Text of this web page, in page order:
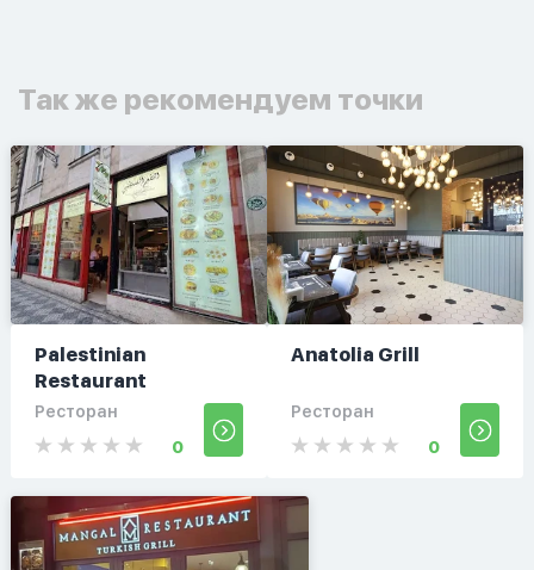
Так же рекомендуем точки
Palestinian
Restaurant
Ресторан
0
Anatolia Grill
Ресторан
0